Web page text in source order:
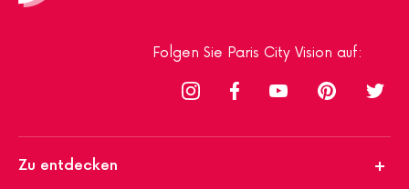
Ihnen
Zugan
erleic
Folgen Sie Paris City Vision auf:
Zu entdecken